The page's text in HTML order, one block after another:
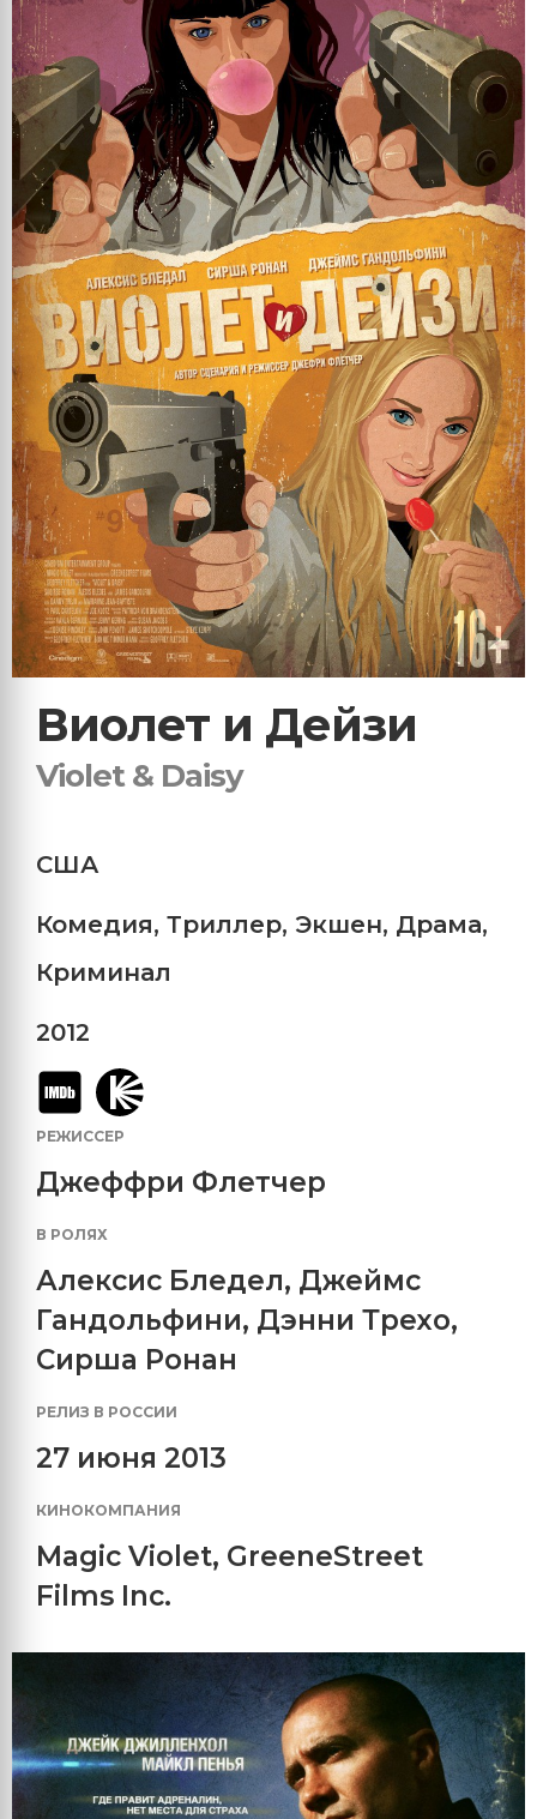
Виолет и Дейзи
Violet & Daisy
США
Комедия, Триллер, Экшен, Драма,
Криминал
2012
РЕЖИССЕР
Джеффри Флетчер
В РОЛЯХ
Алексис Бледел, Джеймс
Гандольфини, Дэнни Трехо,
Сирша Ронан
РЕЛИЗ В РОССИИ
27 июня 2013
КИНОКОМПАНИЯ
Magic Violet, GreeneStreet
Films Inc.